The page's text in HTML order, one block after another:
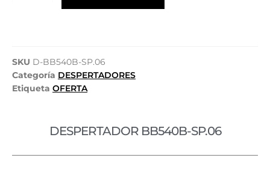
SKU D-BB540B-SP.06
Categoría DESPERTADORES
Etiqueta OFERTA
DESPERTADOR BB540B-SP.06